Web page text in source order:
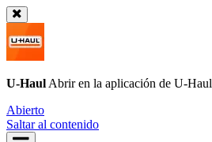
U-Haul Abrir en la aplicación de U-Haul
Abierto
Saltar al contenido